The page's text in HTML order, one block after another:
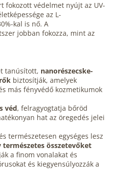
fokozott védelmet nyújt az UV-
az L-
kal is nő. A
jobban fokozza, mint az
tanúsított, nanorészecske-
biztosítják, amelyek
más fényvédő kozmetikumok
véd, felragyogtatja bőröd
hat az öregedés jelei
természetesen egységes lesz
természetes összetevőket
a finom vonalakat és
és kiegyensúlyozzák a